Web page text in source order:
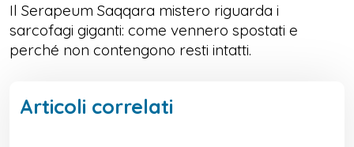
Il Serapeum Saqqara mistero riguarda i
sarcofagi giganti: come vennero spostati e
perché non contengono resti intatti.
Articoli correlati